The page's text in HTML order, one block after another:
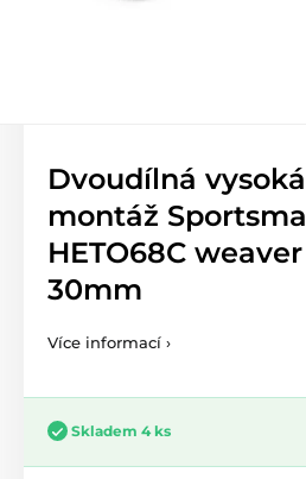
Dvoudílná
montáž
HETO68C
30mm
Více informací ›
Skladem 4 ks